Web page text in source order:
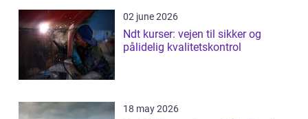
02 june 2026
Ndt kurser: vejen til sikker og
pålidelig kvalitetskontrol
18 may 2026